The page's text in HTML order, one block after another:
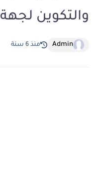
والتكوين
Admin منذ 6 سنة